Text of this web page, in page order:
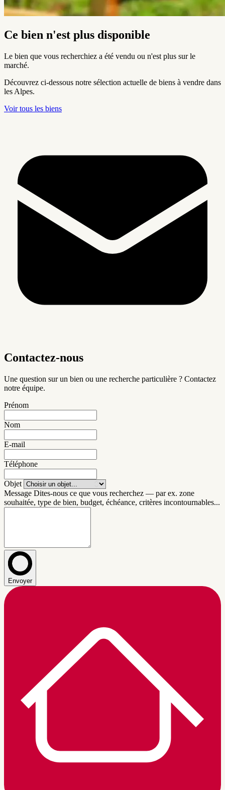
Ce bien n'est plus disponible
Le bien que vous recherchiez a été vendu ou n'est plus sur le
marché.
Découvrez ci-dessous notre sélection actuelle de biens à vendre dans
les Alpes.
Voir tous les biens
Contactez-nous
Une question sur un bien ou une recherche particulière ? Contactez
notre équipe.
Prénom
Nom
E-mail
Téléphone
Objet
Message Dites-nous ce que vous recherchez — par ex. zone
souhaitée, type de bien, budget, échéance, critères incontournables...
Envoyer